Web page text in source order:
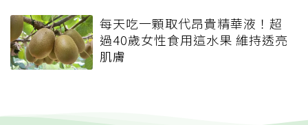
每天吃一顆取代昂貴精華液！超
過40歲女性食用這水果 維持透亮
肌膚